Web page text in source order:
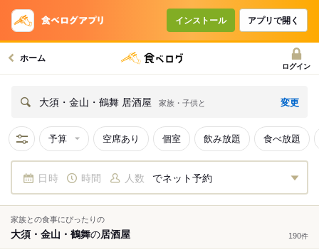
インストール アプリで開く
ホーム
ログイン
大須・金山・鶴舞 居酒屋 家族・子供と 変更
予算 空席あり 個室 飲み放題 食べ放題
日時 時間 人数 でネット予約
家族との食事にぴったりの
大須・金山・鶴舞の居酒屋 190件